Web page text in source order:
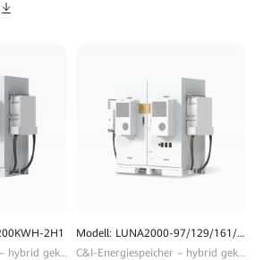
Downloads
2H1
C&I-Energiespeicher – hybrid gekühlt & netzbildend
Modell: LUNA2000-97/129/161/200KWH
C&I-Energiespeicher – hybrid gekühlt & netzbildend